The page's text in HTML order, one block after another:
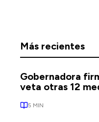
Más recientes
Gobernadora
veta otras 12
5 MIN